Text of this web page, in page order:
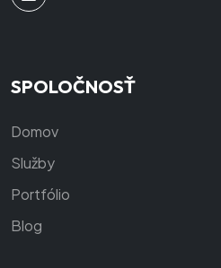
SPOLOČNOSŤ
Domov
Služby
Portfólio
Blog